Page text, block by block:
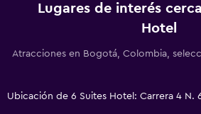
Lugares de interés
Hotel
Atracciones en Bogotá, Colombia,
Ubicación de 6 Suites Hotel: Carrera 4 N.